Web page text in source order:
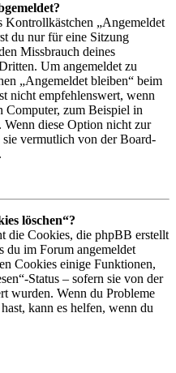
Kontrollkästchen „Angemeldet
du nur für eine Sitzung
Missbrauch deines
Um angemeldet zu
„Angemeldet bleiben“ beim
nicht empfehlenswert, wenn
Computer, zum Beispiel in
Wenn diese Option nicht zur
vermutlich von der Board-
löschen“?
die Cookies, die phpBB erstellt
du im Forum angemeldet
Cookies einige Funktionen,
Status – sofern sie von der
wurden. Wenn du Probleme
kann es helfen, wenn du